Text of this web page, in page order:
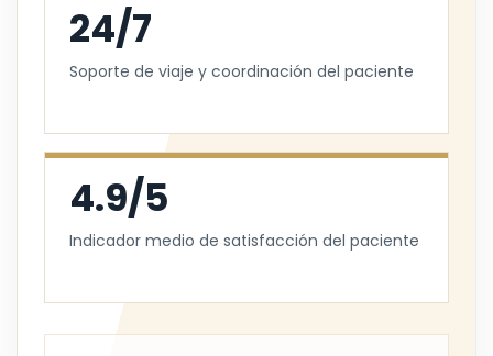
24/7
Soporte de viaje y coordinación del paciente
4.9/5
Indicador medio de satisfacción del paciente